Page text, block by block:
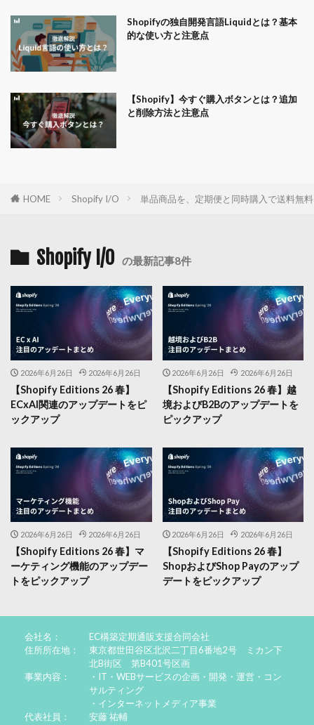
Shopifyの独自開発言語Liquidとは？基本
的な使い方と注意点
【Shopify】今すぐ購入ボタンとは？追加
と削除方法と注意点
HOME Shopify I/O 単品商品を、定期便と同時購入で送料無
Shopify I/O の最新記事8件
2026年6月26日 2026年6月26日
【Shopify Editions 26 春】
ECxAI関連のアップデートをピ
ックアップ
2026年6月26日 2026年6月26日
【Shopify Editions 26 春】越
境およびB2Bのアップデートを
ピックアップ
2026年6月26日 2026年6月26日
【Shopify Editions 26 春】マ
ーケティング機能のアップデー
トをピックアップ
2026年6月26日 2026年6月26日
【Shopify Editions 26 春】
ShopおよびShop Payのアップ
デートをピックアップ
会社名：
EC構築定期通販支援合同会社
住所所在地：
東京都世田谷区北沢二丁目6番地2号 ミカン下
北B街区 第B401号区画
事業内容：
・IT・WEBサービスの企画・開発・運営・コン
サルティング
・インターネットメディア事業
代表社員：
安藤 祐輔